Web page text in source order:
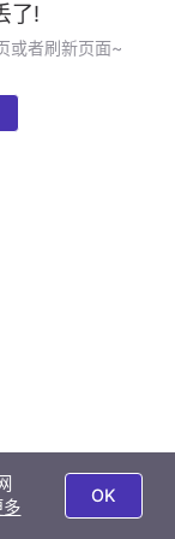
了!
或者刷新页面~
多
OK